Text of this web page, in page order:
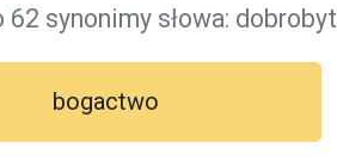
62 synonimy słowa: dobrobyt
bogactwo